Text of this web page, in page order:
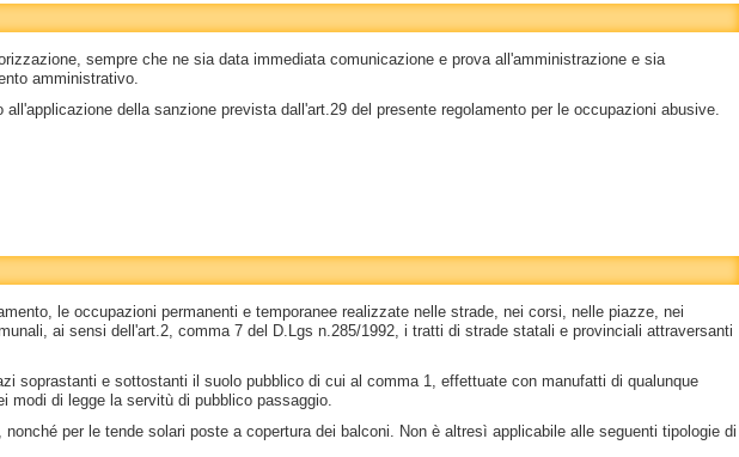
sempre che ne sia data immediata comunicazione e prova all'amministrazione e sia
amministrativo.
della sanzione prevista dall'art.29 del presente regolamento per le occupazioni abusive.
le occupazioni permanenti e temporanee realizzate nelle strade, nei corsi, nelle piazze, nei
ai sensi dell'art.2, comma 7 del D.Lgs n.285/1992, i tratti di strade statali e provinciali attraversanti
soprastanti e sottostanti il suolo pubblico di cui al comma 1, effettuate con manufatti di qualunque
modi di legge la servitù di pubblico passaggio.
per le tende solari poste a copertura dei balconi. Non è altresì applicabile alle seguenti tipologie di